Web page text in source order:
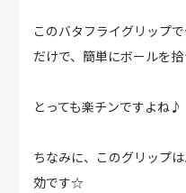
このバタフライグリップ
だけで、簡単にボールを
とっても楽チンですよね♪
ちなみに、このグリップ
効です☆